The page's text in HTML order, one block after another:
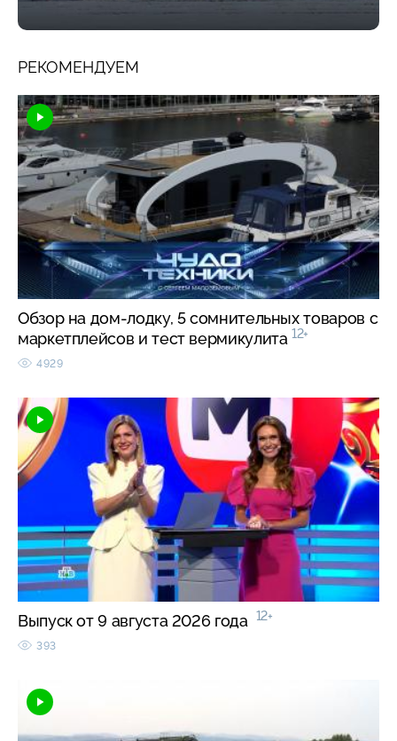
РЕКОМЕНДУЕМ
Обзор на дом-лодку, 5 сомнительных товаров с
маркетплейсов и тест вермикулита 12+
4929
Выпуск от 9 августа 2026 года 12+
393